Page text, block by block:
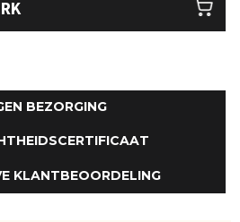
BEZORGING
KLANTBEOORDELING